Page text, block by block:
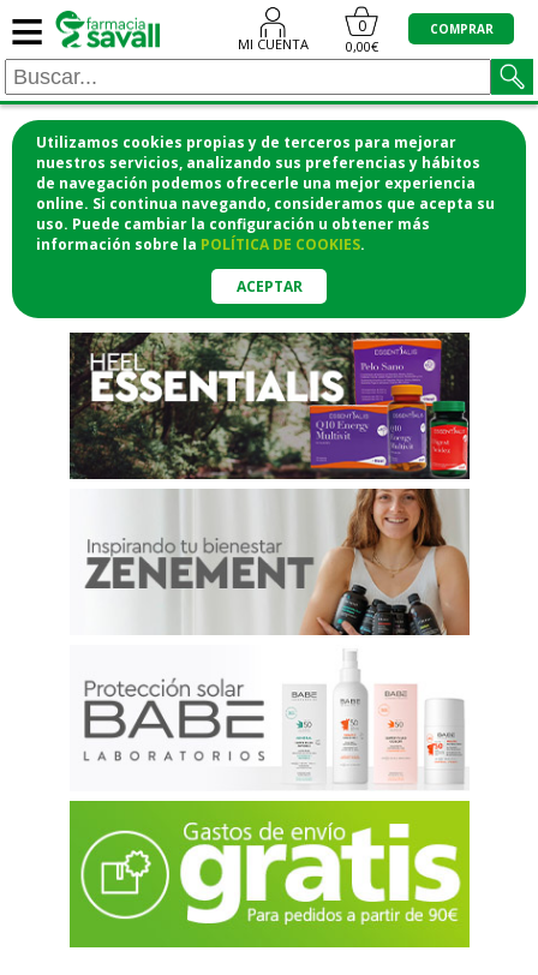
Utilizamos cookies propias y de terceros para mejorar
nuestros servicios, analizando sus preferencias y hábitos
de navegación podemos ofrecerle una mejor experiencia
online. Si continua navegando, consideramos que acepta su
uso. Puede cambiar la configuración u obtener más
información sobre la POLÍTICA DE COOKIES.
ACEPTAR
≡ MI CUENTA
0
0,00€
COMPRAR
¡COMPRA CÓMODAMENTE
DESDE CASA Y RECOGE EN LA
FARMACIA!o si lo prefieres te lo mandamos
a casa